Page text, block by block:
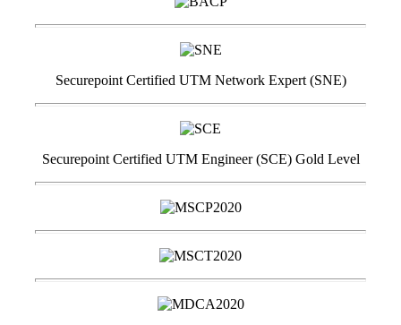
Securepoint Certified UTM Network Expert (SNE)
Securepoint Certified UTM Engineer (SCE) Gold Level